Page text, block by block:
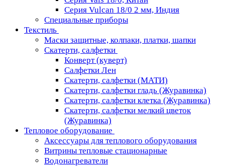
Серия Vulcan 18/0 2 мм, Индия
Специальные приборы
Текстиль
Маски защитные, колпаки, платки, шапки
Скатерти, салфетки
Конверт (куверт)
Салфетки Лен
Скатерти, салфетки (МАТИ)
Скатерти, салфетки гладь (Журавинка)
Скатерти, салфетки клетка (Журавинка)
Скатерти, салфетки мелкий цветок
(Журавинка)
Тепловое оборудование
Аксессуары для теплового оборудования
Витрины тепловые стационарные
Водонагреватели